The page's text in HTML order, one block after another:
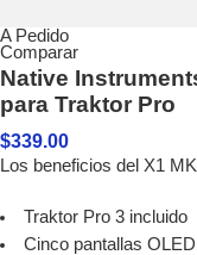
A Pedido
Comparar
Native
para Traktor Pro
$339.00
Los beneficios del X1
Traktor Pro 3 incluido
Cinco pantallas OLED